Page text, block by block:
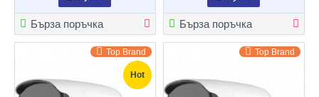
Бърза поръчка Бърза поръчка
Hot
Top Brand Top Brand